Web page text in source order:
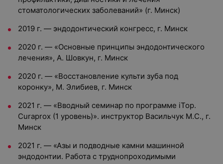
стоматологических заболеваний» (г. Минск)
2019 г. — эндодонтический конгресс, г. Минск
2020 г. — «Основные принципы эндодонтического
лечения», А. Шовкун, г. Минск
2020 г. — «Восстановление культи зуба под
коронку», М. Элибиев, г. Минск
2021 г. — «Вводный семинар по программе iTop.
Curaprox (1 уровень)». инструктор Васильчук М.С., г.
Минск
2021 г. — «Азы и подводные камни машинной
эндодонтии. Работа с труднопроходимыми